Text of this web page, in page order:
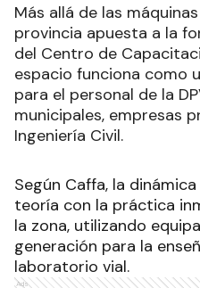
Más allá de las
provincia apuesta a la
del Centro de
espacio funciona como
para el personal de la
municipales, empresas
Ingeniería Civil.
Según Caffa, la
teoría con la práctica
la zona, utilizando
generación para la
laboratorio vial.
Ads